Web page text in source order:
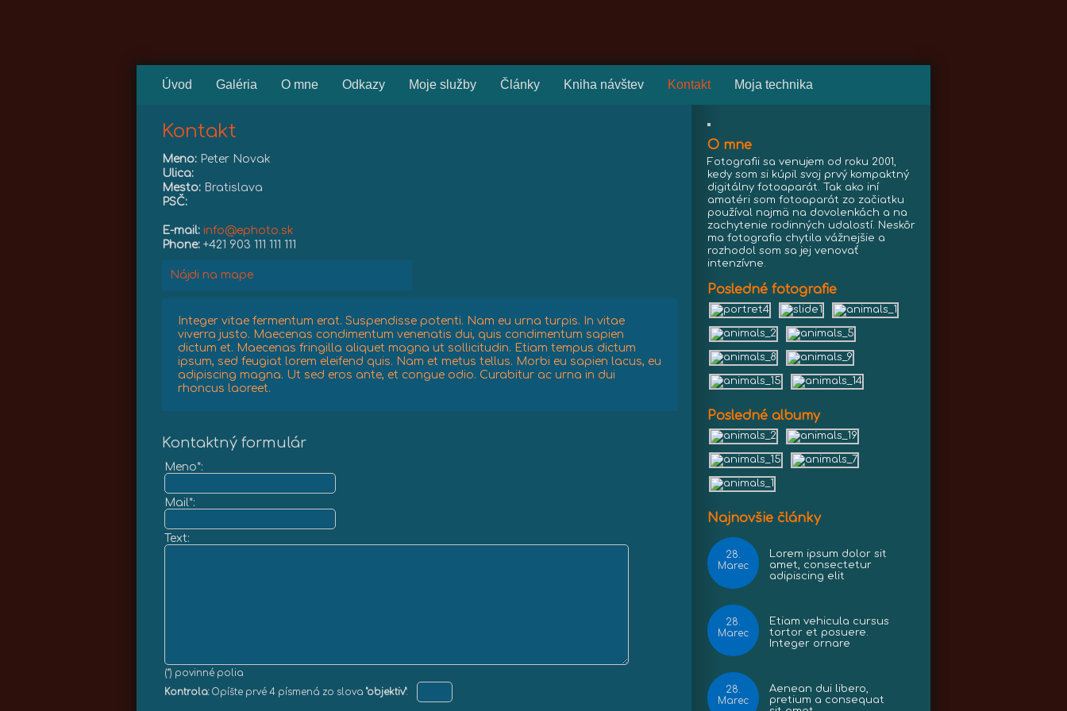
Úvod Galéria O mne Odkazy Moje služby Články Kniha návštev Kontakt Moja technika
Kontakt
Meno: Peter Novak
Ulica:
Mesto: Bratislava
PSČ:
E-mail: info@ephoto.sk
Phone: +421 903 111 111 111
Nájdi na mape
Integer vitae fermentum erat. Suspendisse potenti. Nam eu urna turpis. In vitae
viverra justo. Maecenas condimentum venenatis dui, quis condimentum sapien
dictum et. Maecenas fringilla aliquet magna ut sollicitudin. Etiam tempus dictum
ipsum, sed feugiat lorem eleifend quis. Nam et metus tellus. Morbi eu sapien lacus, eu
adipiscing magna. Ut sed eros ante, et congue odio. Curabitur ac urna in dui
rhoncus laoreet.
Kontaktný formulár
Meno*:
Mail*:
Text:
(*) povinné polia
Kontrola:Opíšte prvé 4 písmená zo slova "objektiv":
O mne
Fotografii sa venujem od roku 2001,
kedy som si kúpil svoj prvý kompaktný
digitálny fotoaparát. Tak ako iní
amatéri som fotoaparát zo začiatku
používal najmä na dovolenkách a na
zachytenie rodinných udalostí. Neskôr
ma fotografia chytila vážnejšie a
rozhodol som sa jej venovať
intenzívne.
Posledné fotografie
Posledné albumy
Najnovšie články
28.
Marec
Lorem ipsum dolor sit
amet, consectetur
adipiscing elit
28.
Marec
Etiam vehicula cursus
tortor et posuere.
Integer ornare
28.
Marec
Aenean dui libero,
pretium a consequat